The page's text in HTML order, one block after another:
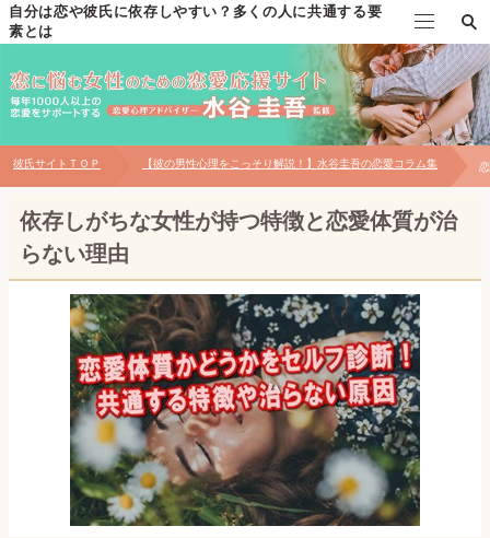
自分は恋や彼氏に依存しやすい？多くの人に共通する要
素とは
TOP
個別恋愛相談について
対面相談について
お問い合わせ
【無料プレゼント】男性心理の見極め方マニュアル
恋愛メール講座～自分磨き・出会い編～
恋愛メール講座～片思い・告白編～
恋愛メール講座～交際編～
彼氏サイトＴＯＰ 【彼の男性心理をこっそり解説！】水谷圭吾の恋愛コラム集
依存しがちな女性が持つ特徴と恋愛体質が治
らない理由